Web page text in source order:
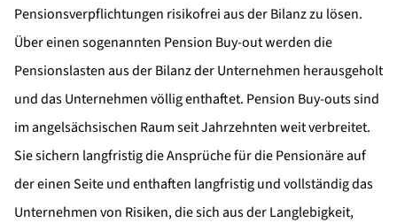
Pensionsverpflichtungen risikofrei aus der Bilanz zu lösen.
Über einen sogenannten Pension Buy-out werden die
Pensionslasten aus der Bilanz der Unternehmen herausgeholt
und das Unternehmen völlig enthaftet. Pension Buy-outs sind
im angelsächsischen Raum seit Jahrzehnten weit verbreitet.
Sie sichern langfristig die Ansprüche für die Pensionäre auf
der einen Seite und enthaften langfristig und vollständig das
Unternehmen von Risiken, die sich aus der Langlebigkeit,